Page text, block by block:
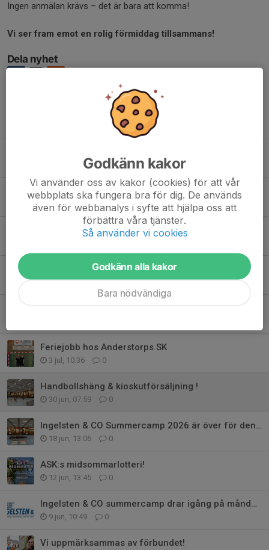
Ingen anmälan krävs – det är bara att komma!
Vi ser fram emot en rolig förmiddag tillsammans!
Dela nyhet
5 aug, 13:19 0
Herr | Träningsmatch mot Vinslövs HK
4 aug, 11:04
Semesterkassan!
12 jul, 10:30 0
Feriejobb hos Anderstorps SK
3 jul, 10:36 0
Handbollshäng & kioskutförsäljning !
30 jun, 07:59 0
Ingelsten & CO Summercamp 2026 är över för den här gången!
18 jun, 13:06 0
ASK:s midsommarlotteri!
12 jun, 13:45 0
Ingelsten & CO summercamp drar igång på måndag!
9 jun, 10:49 0
Vi uppmärksammas av förbundet!
Godkänn kakor
Vi använder oss av kakor (cookies) för att vår
webbplats ska fungera bra för dig. De används
även för webbanalys i syfte att hjälpa oss att
förbättra våra tjänster.
Så använder vi cookies
Godkänn alla kakor
Bara nödvändiga